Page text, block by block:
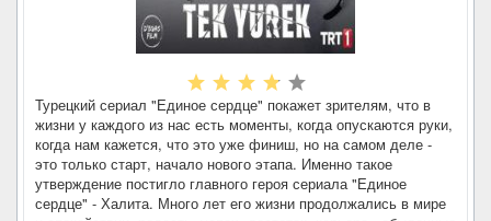
Турецкий сериал "Единое сердце" покажет зрителям, что в
жизни у каждого из нас есть моменты, когда опускаются руки,
когда нам кажется, что это уже финиш, но на самом деле -
это только старт, начало нового этапа. Именно такое
утверждение постигло главного героя сериала "Единое
сердце" - Халита. Много лет его жизни продолжались в мире